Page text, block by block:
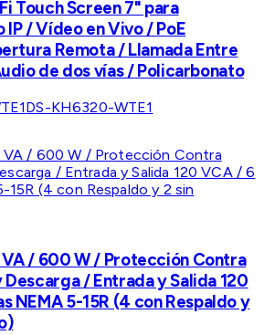
Touch Screen 7" para
/ Vídeo en Vivo / PoE
Remota / Llamada Entre
de dos vías / Policarbonato
DS-KH6320-WTE1
VA / 600 W / Protección Contra
/ Entrada y Salida 120
NEMA 5-15R (4 con Respaldo y